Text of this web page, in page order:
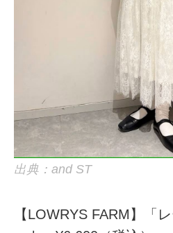
出典：and ST
【LOWRYS FARM】「